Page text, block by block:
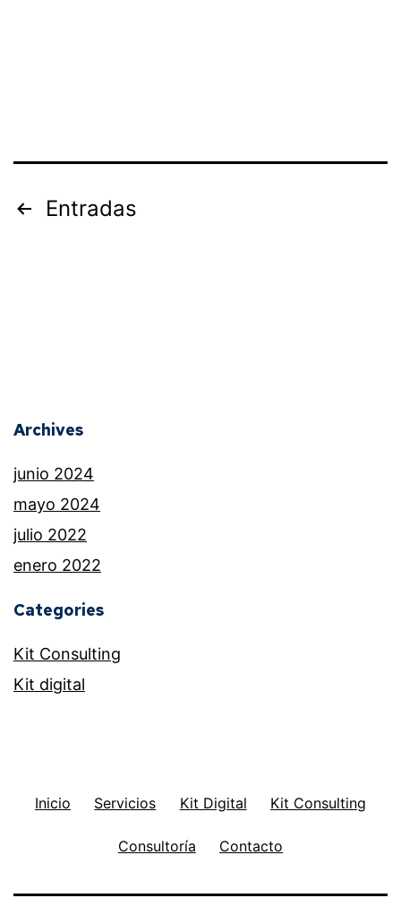
Entradas
Archives
junio 2024
mayo 2024
julio 2022
enero 2022
Categories
Kit Consulting
Kit digital
Inicio Servicios Kit Digital Kit Consulting
Consultoría Contacto